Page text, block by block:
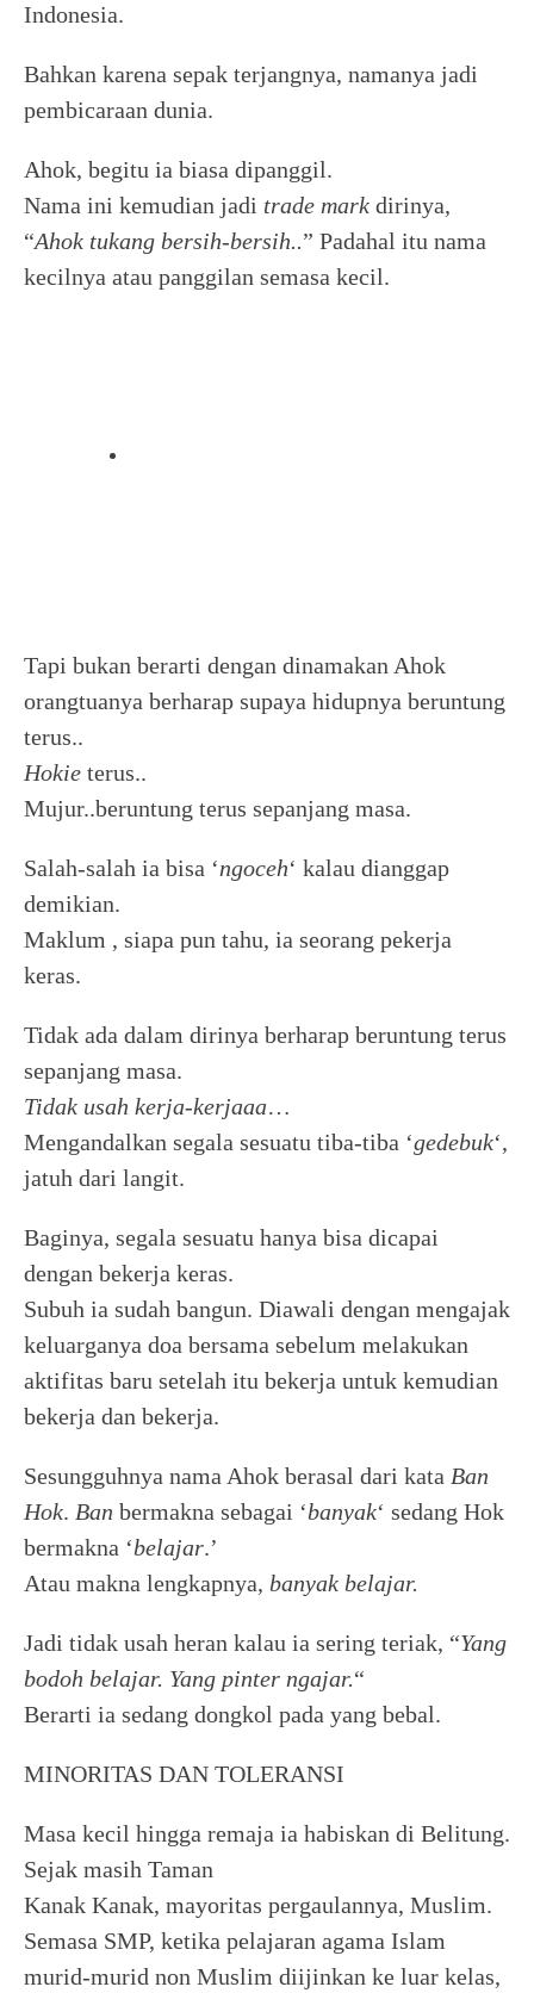
Indonesia.
Bahkan karena sepak terjangnya, namanya jadi
pembicaraan dunia.
Ahok, begitu ia biasa dipanggil.
Nama ini kemudian jadi trade mark dirinya,
“Ahok tukang bersih-bersih..” Padahal itu nama
kecilnya atau panggilan semasa kecil.
Tapi bukan berarti dengan dinamakan Ahok
orangtuanya berharap supaya hidupnya beruntung
terus..
Hokie terus..
Mujur..beruntung terus sepanjang masa.
Salah-salah ia bisa ‘ngoceh‘ kalau dianggap
demikian.
Maklum , siapa pun tahu, ia seorang pekerja
keras.
Tidak ada dalam dirinya berharap beruntung terus
sepanjang masa.
Tidak usah kerja-kerjaaa…
Mengandalkan segala sesuatu tiba-tiba ‘gedebuk‘,
jatuh dari langit.
Baginya, segala sesuatu hanya bisa dicapai
dengan bekerja keras.
Subuh ia sudah bangun. Diawali dengan mengajak
keluarganya doa bersama sebelum melakukan
aktifitas baru setelah itu bekerja untuk kemudian
bekerja dan bekerja.
Sesungguhnya nama Ahok berasal dari kata Ban
Hok. Ban bermakna sebagai ‘banyak‘ sedang Hok
bermakna ‘belajar.’
Atau makna lengkapnya, banyak belajar.
Jadi tidak usah heran kalau ia sering teriak, “Yang
bodoh belajar. Yang pinter ngajar.“
Berarti ia sedang dongkol pada yang bebal.
MINORITAS DAN TOLERANSI
Masa kecil hingga remaja ia habiskan di Belitung.
Sejak masih Taman
Kanak Kanak, mayoritas pergaulannya, Muslim.
Semasa SMP, ketika pelajaran agama Islam
murid-murid non Muslim diijinkan ke luar kelas,